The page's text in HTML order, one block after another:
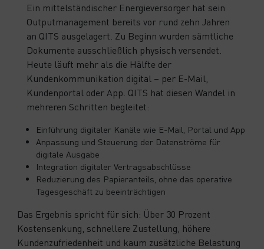
Ein mittelständischer Energieversorger hat sein
Outputmanagement bereits vor rund zehn Jahren
an QITS ausgelagert. Zu Beginn wurden sämtliche
Dokumente ausschließlich physisch versendet.
Heute läuft mehr als die Hälfte der
Kundenkommunikation digital – per E-Mail,
Kundenportal oder App. QITS hat diesen Wandel in
mehreren Schritten begleitet:
Einführung digitaler Kanäle wie E-Mail, Portal und App
Anpassung und Steuerung der Datenströme für
digitale Ausgabe
Integration digitaler Vertragsabschlüsse
Reduzierung des Papieranteils, ohne das operative
Tagesgeschäft zu beeinträchtigen
Das Ergebnis spricht für sich: Über 30 Prozent
Kostensenkung, schnellere Zustellung, höhere
Kundenzufriedenheit und kaum zusätzliche Belastung